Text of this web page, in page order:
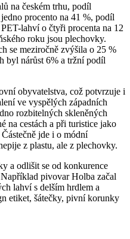
na českém trhu, podíl
procento na 41 %, podíl
lahví o čtyři procenta na 12
roku jsou plechovky.
se meziročně zvýšila o 25 %
byl nárůst 6% a tržní podíl
obyvatelstva, což potvrzuje i
ve vyspělých západních
rozbitelných skleněných
na cestách a při turistice jako
jde i o módní
z plastu, ale z plechovky.
a odlišit se od konkurence
pivovar Holba začal
lahví s delším hrdlem a
etiket, šátečky, pivní korunky